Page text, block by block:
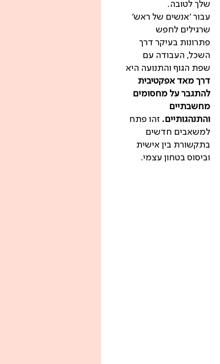
שלך לטובה.
עבור 'אנשים של ראש'
שרגילים לחפש
פתרונות בעיקר דרך
השכל, העבודה עם
שפת הגוף והתנועה היא
דרך מאד אפקטיבית
להתגבר על מחסומים
מחשבתיים
והתנהגותיים. זהו פתח
למשאבים חדשים
בתקשורת בין אישית
וביסוס בטחון עצמי.